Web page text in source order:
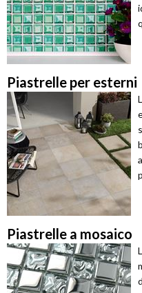
Piastrelle per esterni
Piastrelle a mosaico